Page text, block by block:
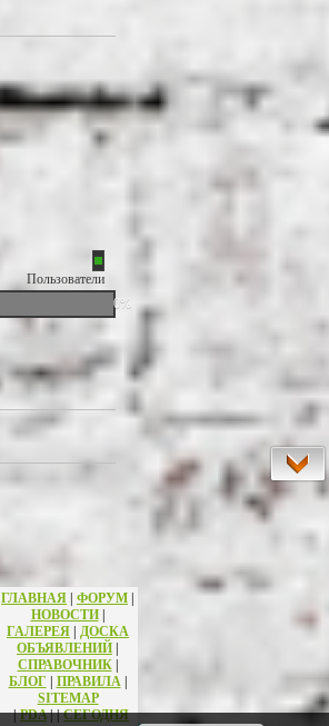
Пользователи
0%
ГЛАВНАЯ | ФОРУМ |
НОВОСТИ|
ГАЛЕРЕЯ | ДОСКА
ОБЪЯВЛЕНИЙ |
СПРАВОЧНИК|
БЛОГ | ПРАВИЛА |
SITEMAP
|PDA||СЕГОДНЯ